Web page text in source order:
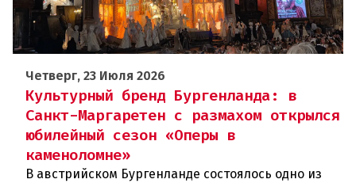
Четверг, 23 Июля 2026
Культурный бренд Бургенланда: в
Санкт-Маргаретен с размахом открылся
юбилейный сезон «Оперы в
каменоломне»
В австрийском Бургенланде состоялось одно из